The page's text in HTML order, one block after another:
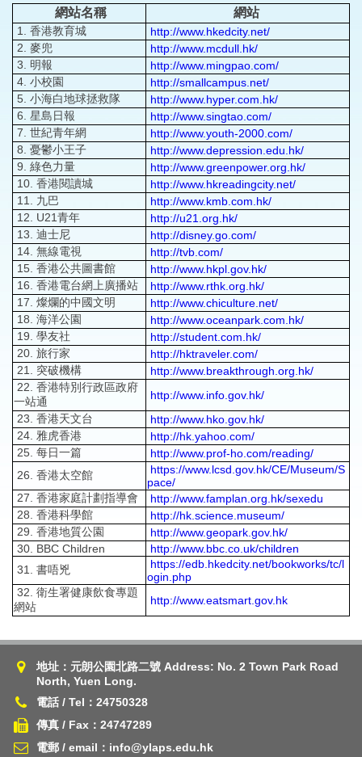
網站名稱 網站
1. 香港教育城
http://www.hkedcity.net/
2. 麥兜
http://www.mcdull.hk/
3. 明報
http://www.mingpao.com/
4. 小校園
http://smallcampus.net/
5. 小海白地球拯救隊
http://www.hyper.com.hk/
6. 星島日報
http://www.singtao.com/
7. 世紀青年網
http://www.youth-2000.com/
8. 憂鬱小王子
http://www.depression.edu.hk/
9. 綠色力量
http://www.greenpower.org.hk/
10. 香港閱讀城
http://www.hkreadingcity.net/
11. 九巴
http://www.kmb.com.hk/
12. U21青年
http://u21.org.hk/
13. 迪士尼
http://disney.go.com/
14. 無線電視
http://tvb.com/
15. 香港公共圖書館
http://www.hkpl.gov.hk/
16. 香港電台網上廣播站
http://www.rthk.org.hk/
17. 燦爛的中國文明
http://www.chiculture.net/
18. 海洋公園
http://www.oceanpark.com.hk/
19. 學友社
http://student.com.hk/
20. 旅行家
http://hktraveler.com/
21. 突破機構
http://www.breakthrough.org.hk/
22. 香港特別行政區政府
一站通
http://www.info.gov.hk/
23. 香港天文台
http://www.hko.gov.hk/
24. 雅虎香港
http://hk.yahoo.com/
25. 每日一篇
http://www.prof-ho.com/reading/
26. 香港太空館
https://www.lcsd.gov.hk/CE/Museum/S
pace/
27. 香港家庭計劃指導會
http://www.famplan.org.hk/sexedu
28. 香港科學館
http://hk.science.museum/
29. 香港地質公園
http://www.geopark.gov.hk/
30. BBC Children
http://www.bbc.co.uk/children
31. 書唔兇
https://edb.hkedcity.net/bookworks/tc/l
ogin.php
32. 衛生署健康飲食專題
網站
http://www.eatsmart.gov.hk
地址：元朗公園北路二號 Address: No. 2 Town Park Road
North, Yuen Long.
電話 / Tel：24750328
傳真 / Fax：24747289
電郵 / email：info@ylaps.edu.hk